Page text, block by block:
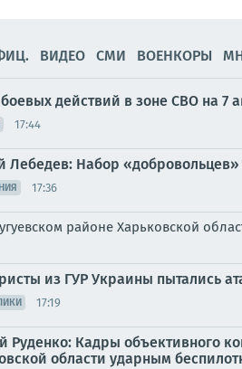
ВИДЕО СМИ ВОЕНКОРЫ
действий в зоне СВО на 7
17:44
Лебедев: Набор
17:36
районе Харьковской
из ГУР Украины пытались
17:19
Руденко: Кадры объективного
области ударным